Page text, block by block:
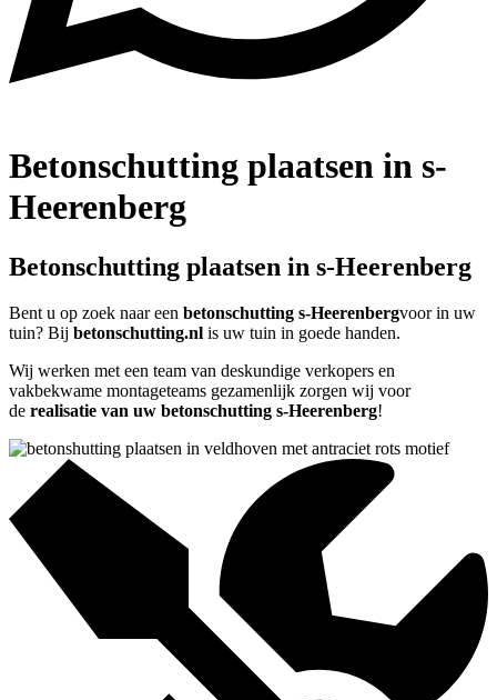
Betonschutting plaatsen in s-
Heerenberg
Betonschutting plaatsen in s-Heerenberg
Bent u op zoek naar een betonschutting s-Heerenbergvoor in uw
tuin? Bij betonschutting.nl is uw tuin in goede handen.
Wij werken met een team van deskundige verkopers en
vakbekwame montageteams gezamenlijk zorgen wij voor
de realisatie van uw betonschutting s-Heerenberg!